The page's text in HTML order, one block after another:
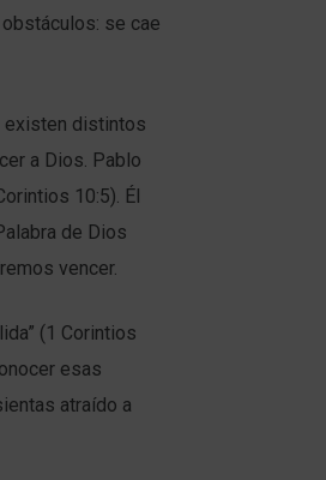
se cae
existen distintos
a Dios. Pablo
10:5). Él
de Dios
vencer.
(1 Corintios
esas
atraído a